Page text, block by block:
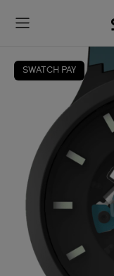
SWATCH PAY